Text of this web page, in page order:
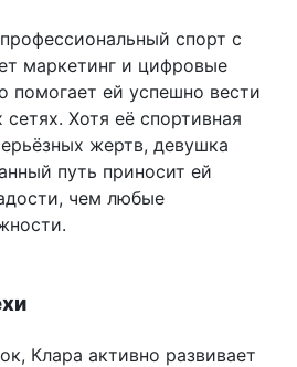
спорт с
маркетинг и цифровые
помогает ей успешно вести
Хотя её спортивная
жертв, девушка
путь приносит ей
чем любые
Клара активно развивает